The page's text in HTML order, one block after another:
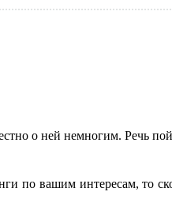
о ней немногим. Речь
вашим интересам, то